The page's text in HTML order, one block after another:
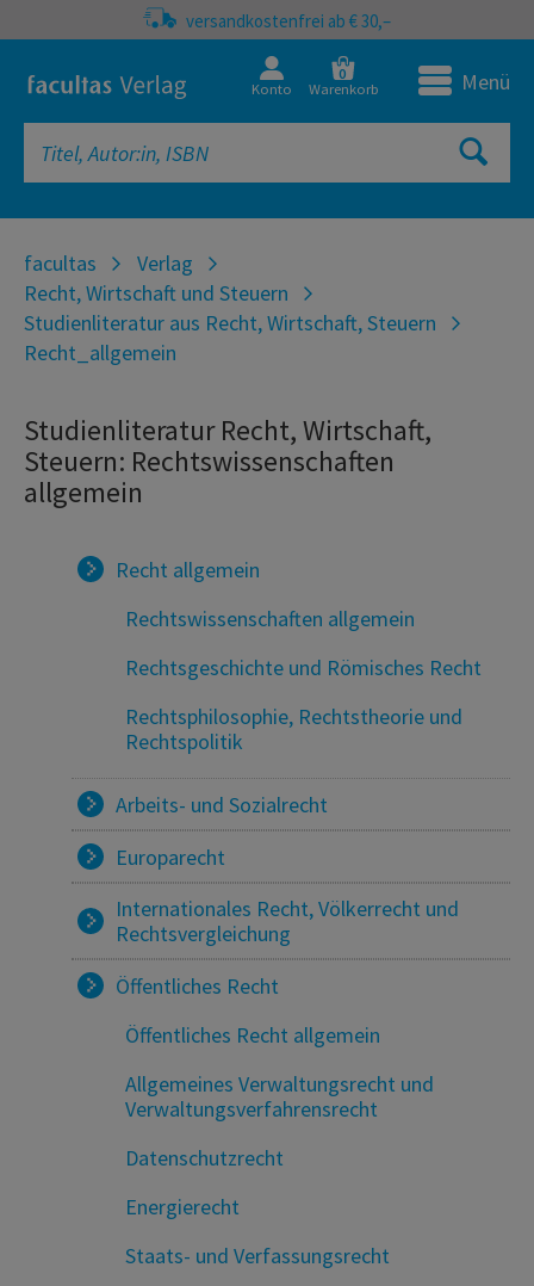
versandkostenfrei ab € 30,–
Konto
0
Warenkorb Menü
facultas
Verlag
Recht, Wirtschaft und Steuern
Studienliteratur aus Recht, Wirtschaft, Steuern
Recht_allgemein
Studienliteratur Recht, Wirtschaft,
Steuern: Rechtswissenschaften
allgemein
Recht allgemein
Rechtswissenschaften allgemein
Rechtsgeschichte und Römisches Recht
Rechtsphilosophie, Rechtstheorie und
Rechtspolitik
Arbeits- und Sozialrecht
Europarecht
Internationales Recht, Völkerrecht und
Rechtsvergleichung
Öffentliches Recht
Öffentliches Recht allgemein
Allgemeines Verwaltungsrecht und
Verwaltungsverfahrensrecht
Datenschutzrecht
Energierecht
Staats- und Verfassungsrecht